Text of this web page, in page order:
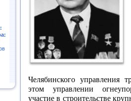
Челябинского управления
этом управлении
участие в строительстве